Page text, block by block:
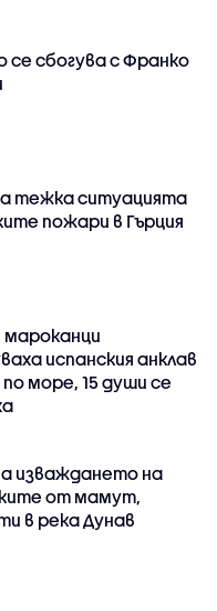
се сбогува с Франко
тежка ситуацията
пожари в Гърция
мароканци
испанския анклав
море, 15 души се
изваждането на
от мамут,
в река Дунав